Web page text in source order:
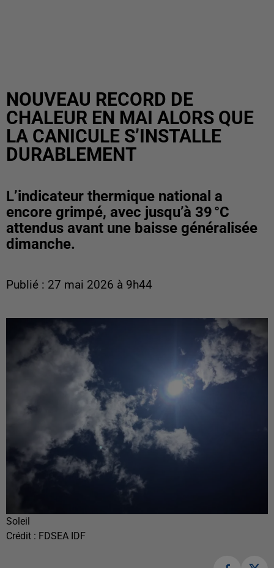
NOUVEAU RECORD DE
CHALEUR EN MAI ALORS QUE
LA CANICULE S’INSTALLE
DURABLEMENT
L’indicateur thermique national a
encore grimpé, avec jusqu’à 39 °C
attendus avant une baisse généralisée
dimanche.
Publié : 27 mai 2026 à 9h44
Soleil
Crédit : FDSEA IDF